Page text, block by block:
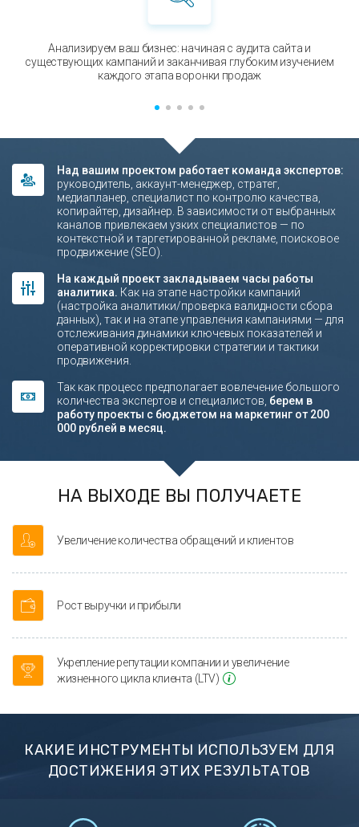
Анализируем ваш бизнес: начиная с аудита сайта и
существующих кампаний и заканчивая глубоким изучением
каждого этапа воронки продаж
1 2 3 4 5
Над вашим проектом работает команда экспертов:
руководитель, аккаунт-менеджер, стратег,
медиапланер, специалист по контролю качества,
копирайтер, дизайнер. В зависимости от выбранных
каналов привлекаем узких специалистов — по
контекстной и таргетированной рекламе, поисковое
продвижение (SEO).
На каждый проект закладываем часы работы
аналитика. Как на этапе настройки кампаний
(настройка аналитики/проверка валидности сбора
данных), так и на этапе управления кампаниями — для
отслеживания динамики ключевых показателей и
оперативной корректировки стратегии и тактики
продвижения.
Так как процесс предполагает вовлечение большого
количества экспертов и специалистов, берем в
работу проекты с бюджетом на маркетинг от 200
000 рублей в месяц.
НА ВЫХОДЕ ВЫ ПОЛУЧАЕТЕ
Увеличение количества обращений и клиентов
Рост выручки и прибыли
Укрепление репутации компании и увеличение
жизненного цикла клиента (LTV)
КАКИЕ ИНСТРУМЕНТЫ ИСПОЛЬЗУЕМ ДЛЯ
ДОСТИЖЕНИЯ ЭТИХ РЕЗУЛЬТАТОВ